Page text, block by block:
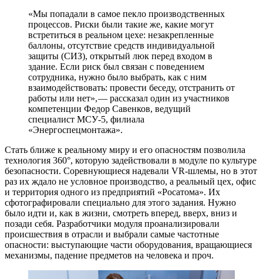
«Мы попадали в самое пекло производственных
процессов. Риски были такие же, какие могут
встретиться в реальном цехе: незакрепленные
баллоны, отсутствие средств индивидуальной
защиты (СИЗ), открытый люк перед входом в
здание. Если риск был связан с поведением
сотрудника, нужно было выбрать, как с ним
взаимодействовать: провести беседу, отстранить от
работы или нет», — ​рассказал один из участников
компетенции Федор Савенков, ведущий
специалист МСУ‑5, филиала
«Энергоспецмонтажа».
Стать ближе к реальному миру и его опасностям позволила
технология 360°, которую задействовали в модуле по культуре
безопасности. Соревнующиеся надевали VR-шлемы, но в этот
раз их ждало не условное производство, а реальный цех, офис
и территория одного из предприятий «Росатома». Их
сфотографировали специально для этого задания. Нужно
было идти и, как в жизни, смотреть вперед, вверх, вниз и
позади себя. Разработчики модуля проанализировали
происшествия в отрасли и выбрали самые частотные
опасности: выступающие части оборудования, вращающиеся
механизмы, падение предметов на человека и проч.